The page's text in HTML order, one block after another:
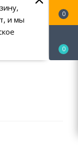
0
0
и мы